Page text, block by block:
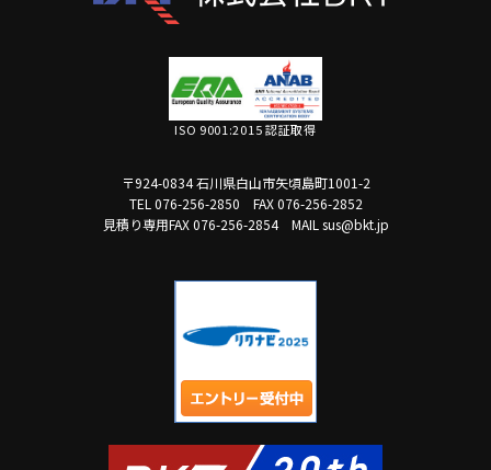
ISO 9001:2015 認証取得
〒924-0834 石川県白山市矢頃島町1001-2
TEL 076-256-2850
FAX 076-256-2852
見積り専用FAX 076-256-2854
MAIL sus@bkt.jp